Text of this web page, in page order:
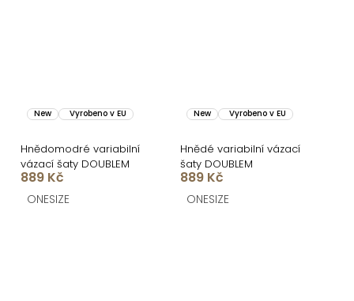
New Vyrobeno v EU
Hnědomodré variabilní
vázací šaty DOUBLEM
889 Kč
ONESIZE
New Vyrobeno v EU
Hnědé variabilní vázací
šaty DOUBLEM
889 Kč
ONESIZE